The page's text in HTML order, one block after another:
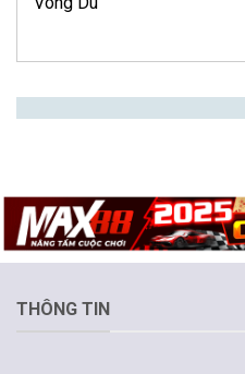
THÔNG TIN